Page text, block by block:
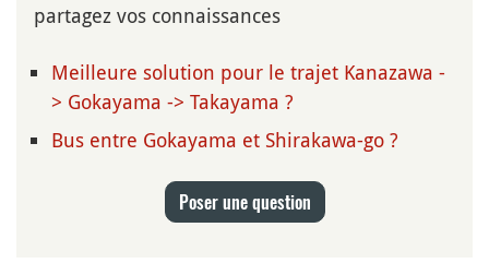
partagez vos connaissances
Meilleure solution pour le trajet Kanazawa -
> Gokayama -> Takayama ?
Bus entre Gokayama et Shirakawa-go ?
Poser une question